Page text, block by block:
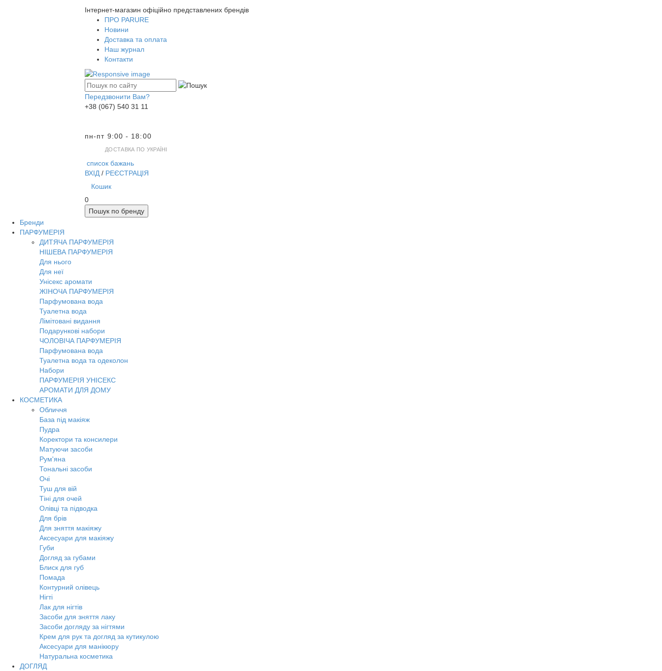
Інтернет-магазин офіційно представлених брендів
ПРО PARURE
Новини
Доставка та оплата
Наш журнал
Контакти
Передзвонити Вам?
+38 (067) 540 31 11
пн-пт 9:00 - 18:00
ДОСТАВКА ПО УКРАЇНІ
список бажань
ВХІД / РЕЄСТРАЦІЯ
Кошик
0
Пошук по бренду
Бренди
ПАРФУМЕРІЯ
ДИТЯЧА ПАРФУМЕРІЯ
НІШЕВА ПАРФУМЕРІЯ
Для нього
Для неї
Унісекс аромати
ЖІНОЧА ПАРФУМЕРІЯ
Парфумована вода
Туалетна вода
Лімітовані видання
Подарункові набори
ЧОЛОВІЧА ПАРФУМЕРІЯ
Парфумована вода
Туалетна вода та одеколон
Набори
ПАРФУМЕРІЯ УНІСЕКС
АРОМАТИ ДЛЯ ДОМУ
КОСМЕТИКА
Обличчя
База під макіяж
Пудра
Коректори та консилери
Матуючи засоби
Рум'яна
Тональні засоби
Очі
Туш для вій
Тіні для очей
Олівці та підводка
Для брів
Для зняття макіяжу
Аксесуари для макіяжу
Губи
Догляд за губами
Блиск для губ
Помада
Контурний олівець
Нігті
Лак для нігтів
Засоби для зняття лаку
Засоби догляду за нігтями
Крем для рук та догляд за кутикулою
Аксесуари для манікюру
Натуральна косметика
ДОГЛЯД